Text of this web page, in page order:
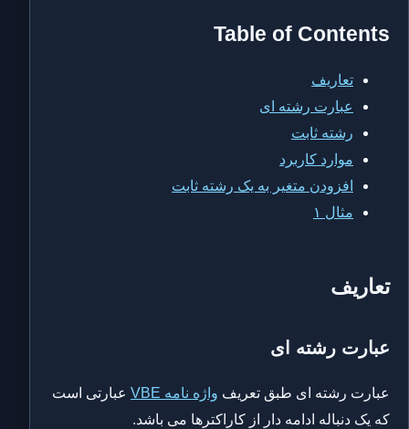
Table of Contents
تعاریف
عبارت رشته ای
رشته ثابت
موارد کاربرد
افزودن متغیر به یک رشته ثابت
مثال ۱
تعاریف
عبارت رشته ای
عبارت رشته ای طبق تعریف واژه نامه VBE
عبارتی است
که یک دنباله ادامه دار از کاراکترها می باشد.